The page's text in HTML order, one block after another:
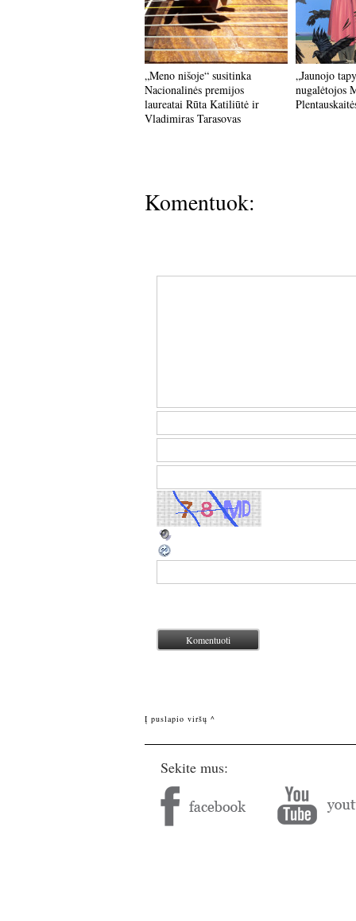
„Meno nišoje“ susitinka
Nacionalinės premijos
laureatai Rūta Katiliūtė ir
Vladimiras Tarasovas
„Jaunojo
nugalėtojos
Komentuok:
Į puslapio viršų ^
Sekite mus: